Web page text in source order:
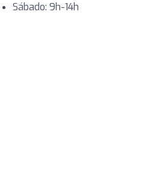
Sábado: 9h-14h